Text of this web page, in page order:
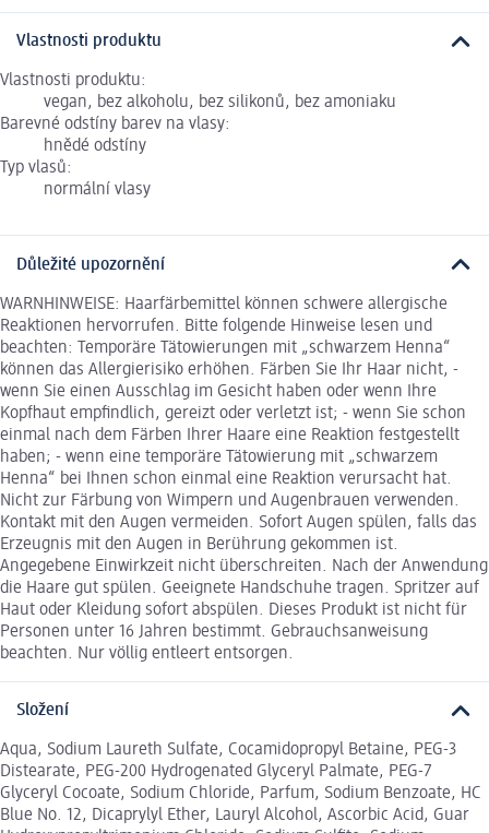
Vlastnosti produktu
Vlastnosti produktu:
vegan, bez alkoholu, bez silikonů, bez amoniaku
Barevné odstíny barev na vlasy:
hnědé odstíny
Typ vlasů:
normální vlasy
Důležité upozornění
WARNHINWEISE: Haarfärbemittel können schwere allergische
Reaktionen hervorrufen. Bitte folgende Hinweise lesen und
beachten: Temporäre Tätowierungen mit „schwarzem Henna“
können das Allergierisiko erhöhen. Färben Sie Ihr Haar nicht, -
wenn Sie einen Ausschlag im Gesicht haben oder wenn Ihre
Kopfhaut empfindlich, gereizt oder verletzt ist; - wenn Sie schon
einmal nach dem Färben Ihrer Haare eine Reaktion festgestellt
haben; - wenn eine temporäre Tätowierung mit „schwarzem
Henna“ bei Ihnen schon einmal eine Reaktion verursacht hat.
Nicht zur Färbung von Wimpern und Augenbrauen verwenden.
Kontakt mit den Augen vermeiden. Sofort Augen spülen, falls das
Erzeugnis mit den Augen in Berührung gekommen ist.
Angegebene Einwirkzeit nicht überschreiten. Nach der Anwendung
die Haare gut spülen. Geeignete Handschuhe tragen. Spritzer auf
Haut oder Kleidung sofort abspülen. Dieses Produkt ist nicht für
Personen unter 16 Jahren bestimmt. Gebrauchsanweisung
beachten. Nur völlig entleert entsorgen.
Složení
Aqua, Sodium Laureth Sulfate, Cocamidopropyl Betaine, PEG-3
Distearate, PEG-200 Hydrogenated Glyceryl Palmate, PEG-7
Glyceryl Cocoate, Sodium Chloride, Parfum, Sodium Benzoate, HC
Blue No. 12, Dicaprylyl Ether, Lauryl Alcohol, Ascorbic Acid, Guar